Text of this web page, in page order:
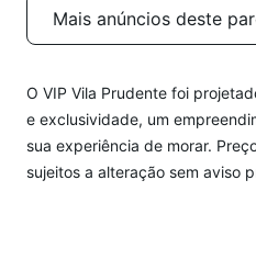
Mais anúncios deste
O VIP Vila Prudente foi
e exclusividade, um
sua experiência de morar.
sujeitos a alteração sem aviso